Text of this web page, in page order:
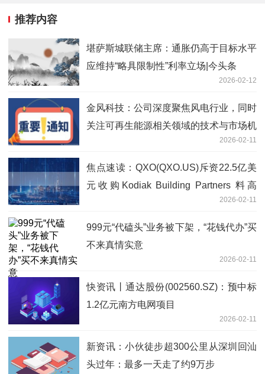
推荐内容
堪萨斯城联储主席：通胀仍高于目标水平
应维持“略具限制性”利率立场|今头条
2026-02-12
金风科技：公司深度聚焦风电行业，同时
关注可再生能源相关领域的技术与市场机
2026-02-11
焦点速读：QXO(QXO.US)斥资22.5亿美
元收购Kodiak Building Partners 料高
2026-02-11
999元“代磕头”业务被下架，“花钱代办”买
不来真情实意
2026-02-11
快资讯丨通达股份(002560.SZ)：预中标
1.2亿元南方电网项目
2026-02-11
新资讯：小伙徒步超300公里从深圳回汕
头过年：最多一天走了约9万步